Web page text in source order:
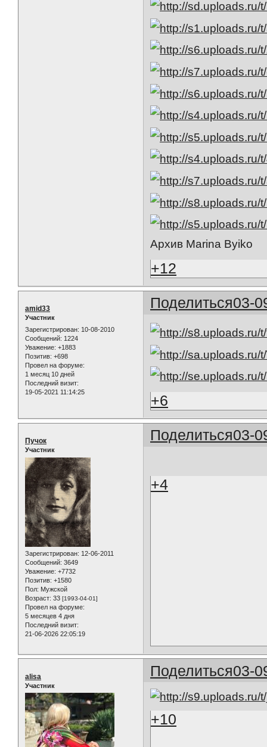
Архив Marina Byiko
+12
Поделиться03-
amid33
Участник
Зарегистрирован: 10-08-2010
Сообщений: 1224
Уважение: +1883
Позитив: +698
Провел на форуме:
1 месяц 10 дней
Последний визит:
19-05-2021 11:14:25
+6
Поделиться03-
Пучок
Участник
Зарегистрирован: 12-06-2011
Сообщений: 3649
Уважение: +7732
Позитив: +1580
Пол: Мужской
Возраст: 33 [1993-04-01]
Провел на форуме:
5 месяцев 4 дня
Последний визит:
21-06-2026 22:05:19
+4
Поделиться03-
alisa
Участник
+10